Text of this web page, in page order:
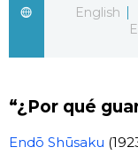
Tokio
English
“¿Por qué
Endō Shūsaku